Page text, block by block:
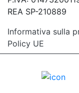
REA SP-210889
Informativa sulla
Policy UE